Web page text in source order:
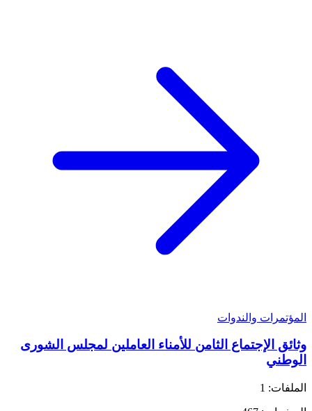
المؤتمرات والندوات
وثائق الإجتماع الثامن للأمناء العاملين لمجلس الشورى
الوطني
الملفات: 1